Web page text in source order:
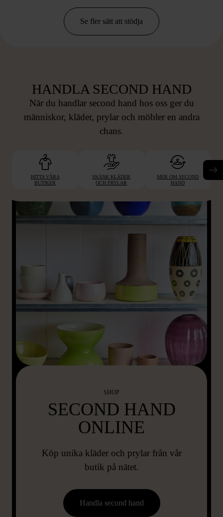
Se fler sätt att stödja
HANDLA SECOND HAND
När du handlar second hand hos oss ger du
människor, kläder, prylar och möbler en andra
chans.
HITTA VÅRA
BUTIKER
SKÄNK KLÄDER
OCH PRYLAR
MER OM SECOND
HAND
SHOP
SECOND HAND
ONLINE
Köp unika kläder och prylar från vår
butik på nätet.
Handla second hand